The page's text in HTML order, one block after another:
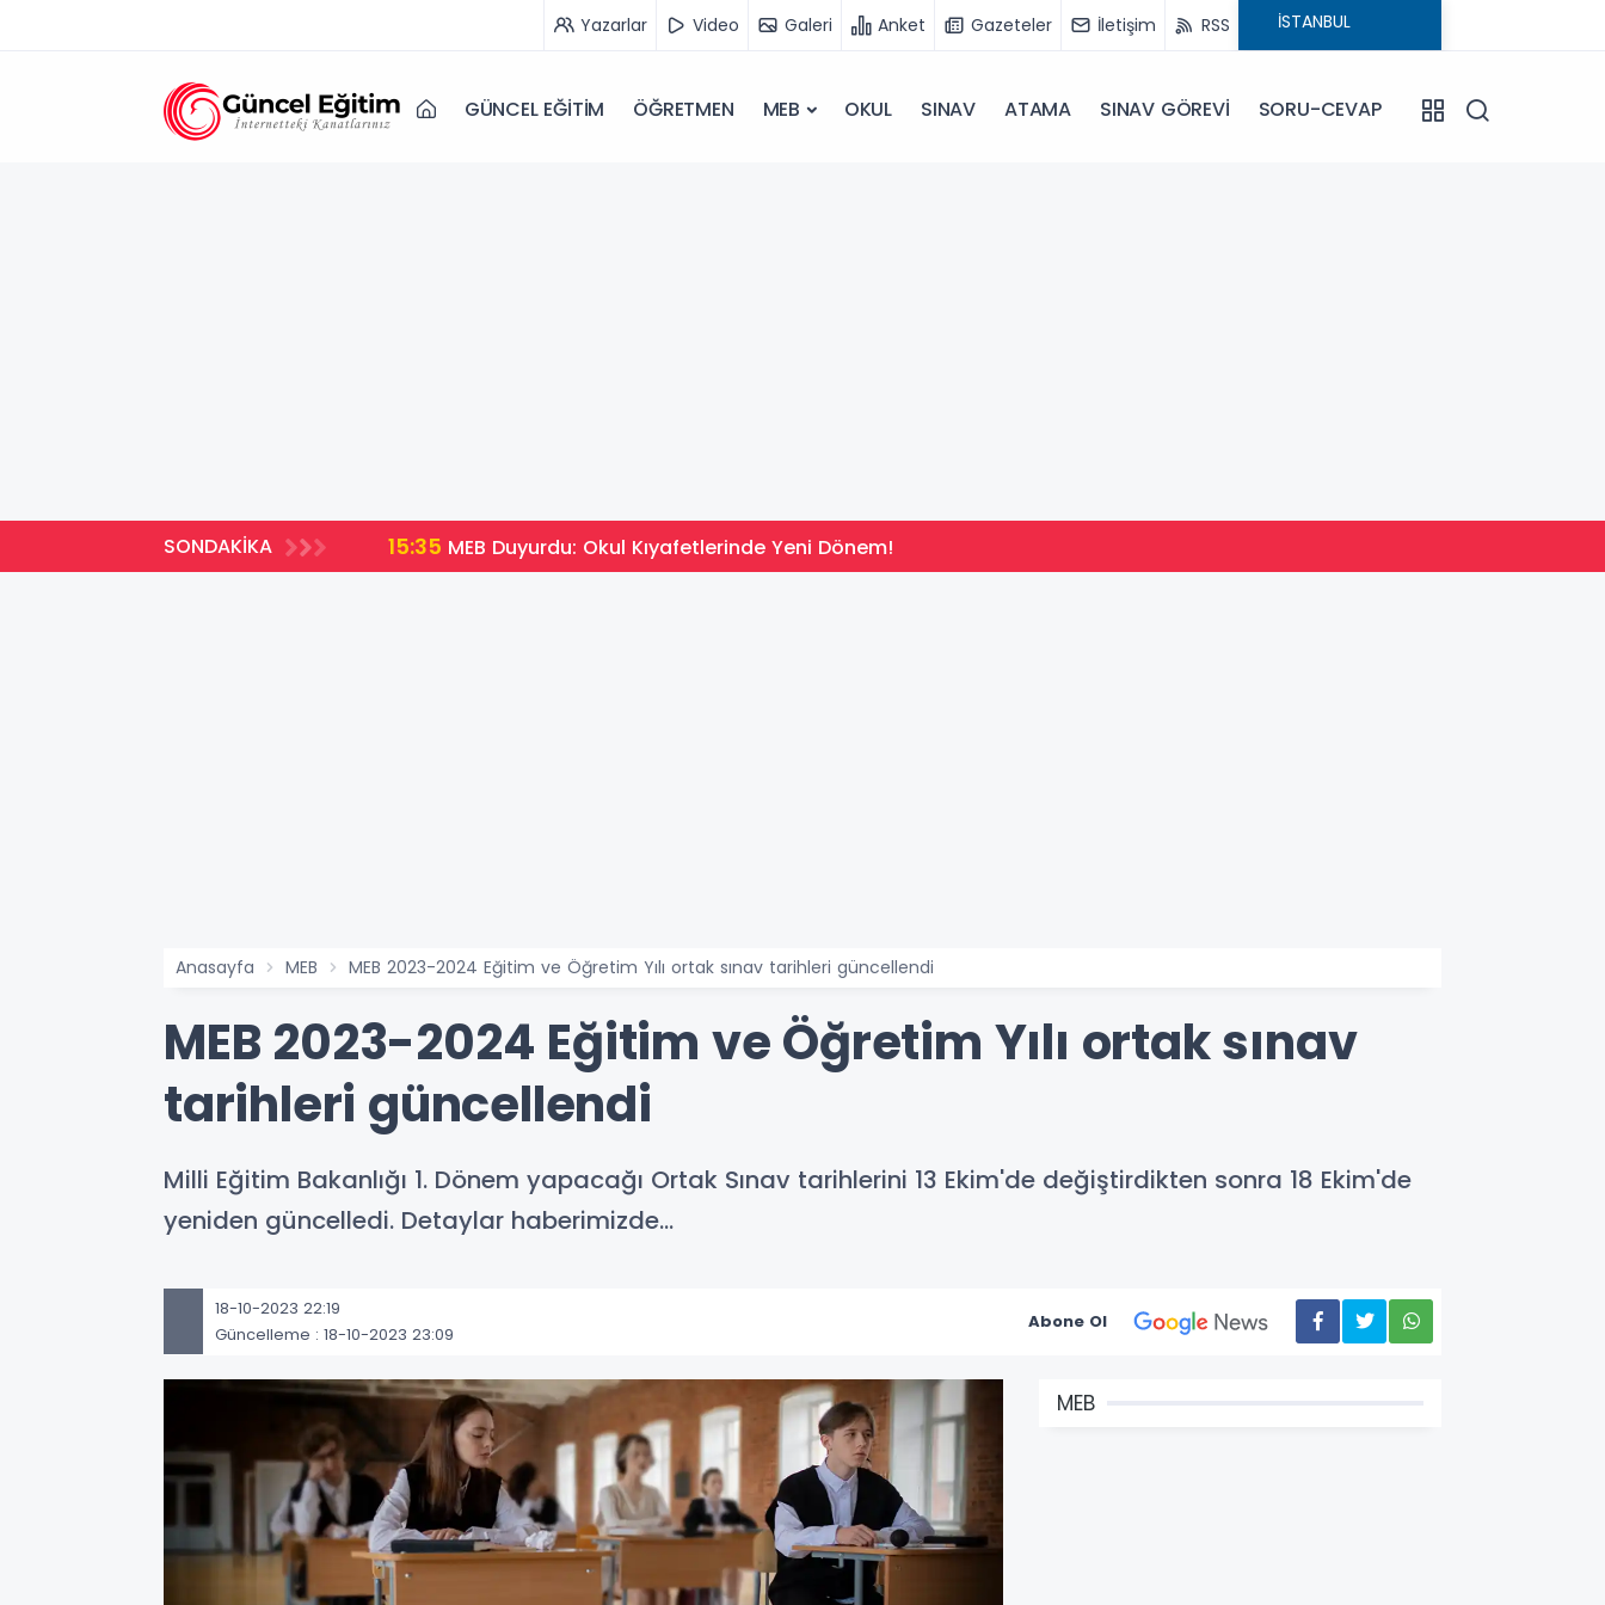
Yazarlar Video Galeri Anket Gazeteler İletişim RSS
GÜNCEL EĞİTİM ÖĞRETMEN MEB OKUL SINAV ATAMA SINAV GÖREVİ SORU-CEVAP
SONDAKİKA 15:35 MEB Duyurdu: Okul Kıyafetlerinde Yeni Dönem!
Anasayfa MEB MEB 2023-2024 Eğitim ve Öğretim Yılı ortak sınav tarihleri güncellendi
MEB 2023-2024 Eğitim ve Öğretim Yılı ortak sınav
tarihleri güncellendi
Milli Eğitim Bakanlığı 1. Dönem yapacağı Ortak Sınav tarihlerini 13 Ekim'de değiştirdikten sonra 18 Ekim'de
yeniden güncelledi. Detaylar haberimizde...
18-10-2023 22:19
Güncelleme : 18-10-2023 23:09
Abone Ol
MEB